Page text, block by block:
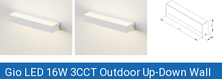
Gio LED 16W 3CCT Outdoor Up-Down Wall